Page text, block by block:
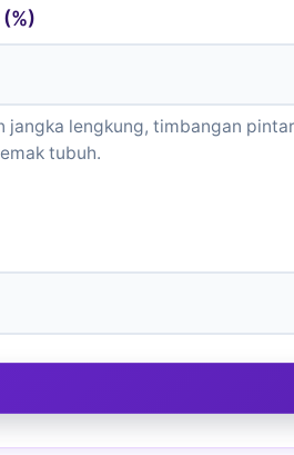
jangka lengkung, timbangan
tubuh.